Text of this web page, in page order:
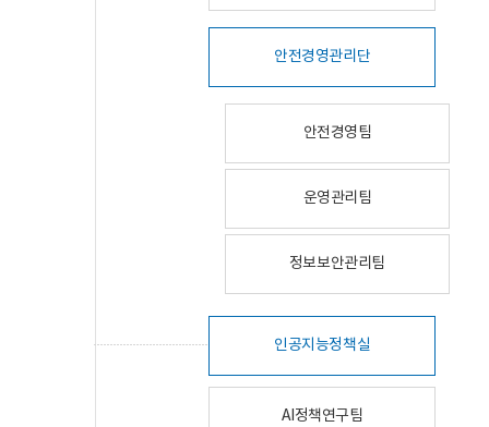
안전경영관리단
안전경영팀
운영관리팀
정보보안관리팀
인공지능정책실
AI정책연구팀